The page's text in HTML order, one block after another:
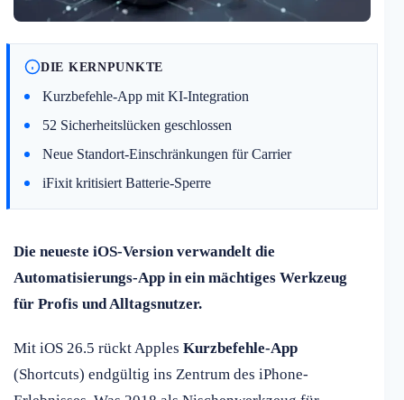
DIE KERNPUNKTE
Kurzbefehle-App mit KI-Integration
52 Sicherheitslücken geschlossen
Neue Standort-Einschränkungen für Carrier
iFixit kritisiert Batterie-Sperre
Die neueste iOS-Version verwandelt die
Automatisierungs-App in ein mächtiges Werkzeug
für Profis und Alltagsnutzer.
Mit iOS 26.5 rückt Apples Kurzbefehle-App
(Shortcuts) endgültig ins Zentrum des iPhone-